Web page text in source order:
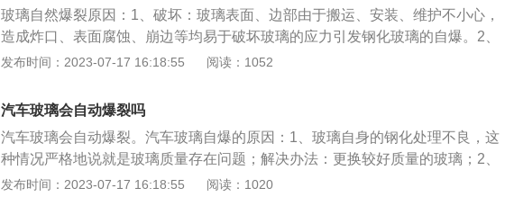
方法：建议车主到专业维修厂或4S店，更换发动机气缸垫片；4、夏季温度过
高，导致水箱膨胀，压力过大导致爆裂；解决方法：建议车主夏季将车辆停放在
室内停车场或荫凉处，防止车辆被曝晒；5、水箱整体上的老化，在一定条件下
水箱水管质量差导致的爆裂；在天气寒冷时水箱容易结冰而影响到爆裂；解决方
法：建议车主到专业维修厂或4S店，更换质量好的水箱和水管；7、汽车水箱未
能立刻清除杂物，影响到水箱污物堆积，进而影响到水箱爆裂；解决方法：建议
裂、振动开裂而影响到的爆裂；解决方法：建议车主去4S店或修理厂进行维修，
玻璃自然爆裂原因：1、破坏：玻璃表面、边部由于搬运、安装、维护不小心，
造成炸口、表面腐蚀、崩边等均易于破坏玻璃的应力引发钢化玻璃的自爆。2、
在安装过程中：如果安装间隙较小或玻璃直接与框架接触，在阳光的照射下，玻
裂。3、玻璃加工因素：钻孔或切角的玻璃容易爆裂。4、设计：强台风等风灾导
复工具和修复液来修复的。通过修补工具将修补液填充到裂缝中，固化消除裂
缝，从而达到修补的目的。需要注意的是，如果玻璃出现裂纹，能修复的就尽快
修复，损坏严重的就需要及时更换。因为在汽车的行驶过程中，挡风玻璃需要承
发布时间：2023-07-17 16:18:55 阅读：1052
汽车玻璃会自动爆裂吗
汽车玻璃会自动爆裂。汽车玻璃自爆的原因：1、玻璃自身的钢化处理不良，这
种情况严格地说就是玻璃质量存在问题；解决办法：更换较好质量的玻璃；2、
玻璃贴膜时玻璃得不到均匀加热，在贴膜时用电吹风吹膜定型，玻璃局部受热，
发布时间：2023-07-17 16:18:55 阅读：1020